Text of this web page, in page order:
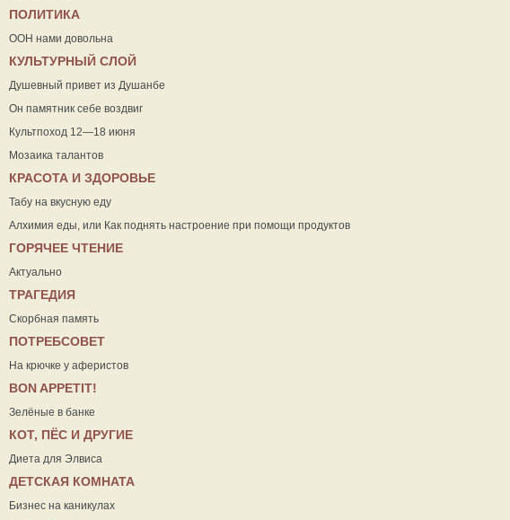
ПОЛИТИКА
ООН нами довольна
КУЛЬТУРНЫЙ СЛОЙ
Душевный привет из Душанбе
Он памятник себе воздвиг
Культпоход 12—18 июня
Мозаика талантов
КРАСОТА И ЗДОРОВЬЕ
Табу на вкусную еду
Алхимия еды, или Как поднять настроение при помощи продуктов
ГОРЯЧЕЕ ЧТЕНИЕ
Актуально
ТРАГЕДИЯ
Скорбная память
ПОТРЕБСОВЕТ
На крючке у аферистов
ВON APPETIT!
Зелёные в банке
КОТ, ПЁС И ДРУГИЕ
Диета для Элвиса
ДЕТСКАЯ КОМНАТА
Бизнес на каникулах